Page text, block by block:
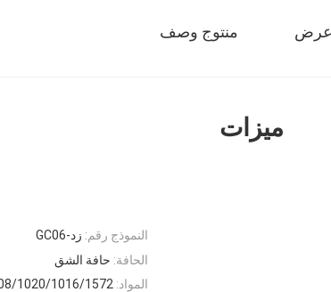
عرض منتوج وصف
ميزات
النموذج رقم: زد-GC06
الحافة: حافة الشق
المواد: 1020/1016/1572